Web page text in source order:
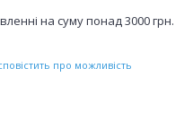
на суму понад 3000 грн.
про можливість